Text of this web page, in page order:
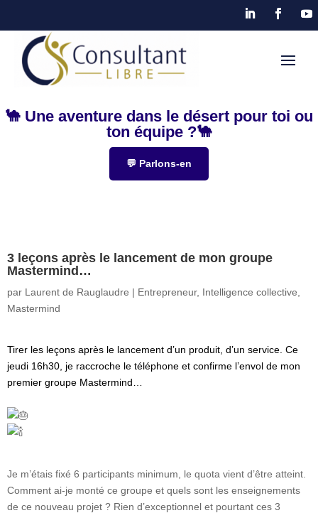
🐪 Une aventure dans le désert pour toi ou
ton équipe ?🐪
💬 Parlons-en
3 leçons après le lancement de mon groupe
Mastermind…
par Laurent de Rauglaudre | Entrepreneur, Intelligence collective
Mastermind
Tirer les leçons après le lancement d’un produit, d’un service. Ce
jeudi 16h30, je raccroche le téléphone et confirme l’envol de mon
premier groupe Mastermind…
Je m’étais fixé 6 participants minimum, le quota vient d’être atteint.
Comment ai-je monté ce groupe et quels sont les enseignements
de ce nouveau projet ? Rien d’exceptionnel et pourtant ces 3